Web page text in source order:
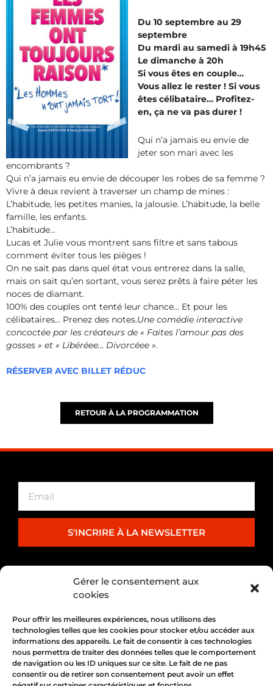
Gérer le consentement aux
cookies
Pour offrir les meilleures expériences, nous utilisons des
technologies telles que les cookies pour stocker et/ou accéder aux
informations des appareils. Le fait de consentir à ces technologies
nous permettra de traiter des données telles que le comportement
de navigation ou les ID uniques sur ce site. Le fait de ne pas
consentir ou de retirer son consentement peut avoir un effet
Du 10 septembre au 29
septembre
Du mardi au samedi à 19h45
Le dimanche à 20h
Si vous êtes en couple…
Vous allez le rester ! Si vous
êtes célibataire… Profitez-
en, ça ne va pas durer !
Qui n’a jamais eu envie de
jeter son mari avec les
encombrants ?
Qui n’a jamais eu envie de découper les robes de sa femme ?
Vivre à deux revient à traverser un champ de mines :
L’habitude, les petites manies, la jalousie. L’habitude, la belle
famille, les enfants.
L’habitude…
Lucas et Julie vous montrent sans filtre et sans tabous
comment éviter tous les pièges !
On ne sait pas dans quel état vous entrerez dans la salle,
mais on sait qu’en sortant, vous serez prêts à faire péter les
noces de diamant.
100% des couples ont tenté leur chance… Et pour les
célibataires… Prenez des notes.Une comédie interactive
concoctée par les créateurs de « Faites l’amour pas des
gosses » et « Libéréee… Divorcéee ».
RÉSERVER AVEC BILLET RÉDUC
RETOUR À LA PROGRAMMATION
S'INCRIRE À LA NEWSLETTER
PARTENARIAT